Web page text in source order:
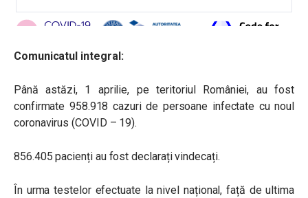
Comunicatul integral:
Până astăzi, 1 aprilie, pe teritoriul României, au fost
confirmate 958.918 cazuri de persoane infectate cu noul
coronavirus (COVID – 19).
856.405 pacienți au fost declarați vindecați.
În urma testelor efectuate la nivel național, față de ultima